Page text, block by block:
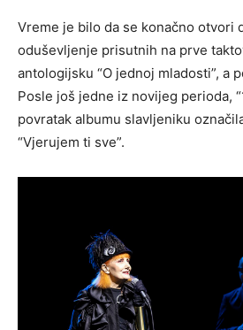
Vreme je bilo da se konačno otvori
oduševljenje prisutnih na prve
antologijsku “O jednoj mladosti”, a
Posle još jedne iz novijeg perioda,
povratak albumu slavljeniku
“Vjerujem ti sve”.